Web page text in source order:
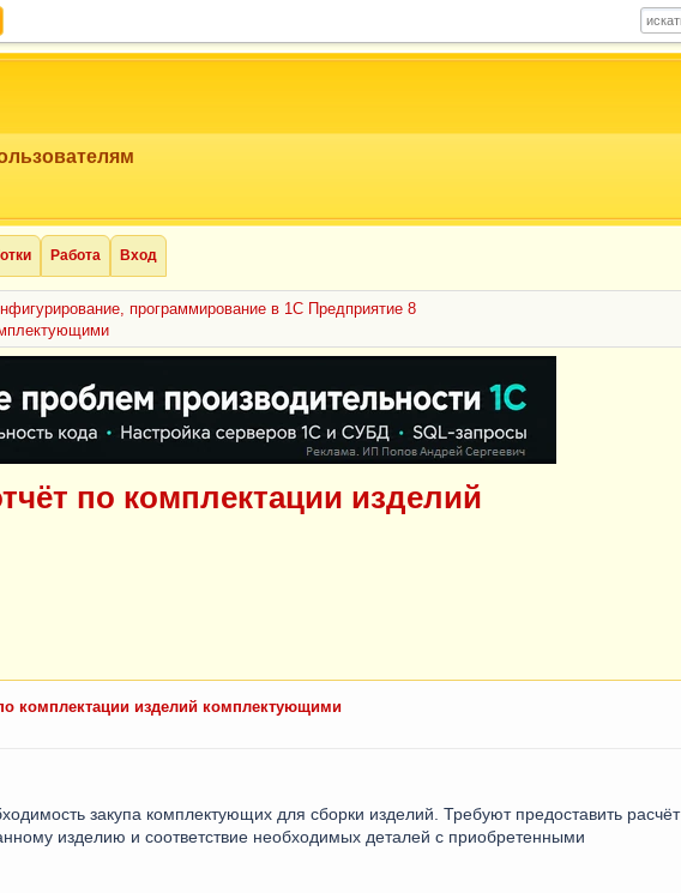
Работа Вход
программирование в 1С Предприятие 8
по комплектации изделий
комплектации изделий комплектующими
закупа комплектующих для сборки изделий. Требуют предоставить расчёт
изделию и соответствие необходимых деталей с приобретенными